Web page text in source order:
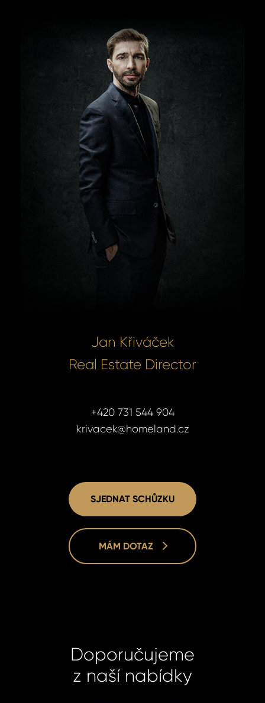
Jan Křiváček
Real Estate Director
+420 731 544 904
krivacek@homeland.cz
SJEDNAT SCHŮZKU
MÁM DOTAZ
Doporučujeme
z naší nabídky